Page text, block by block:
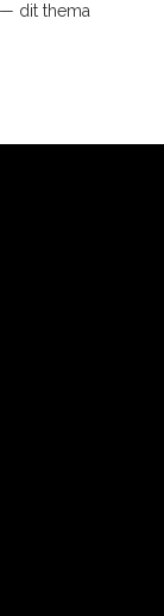
dit thema